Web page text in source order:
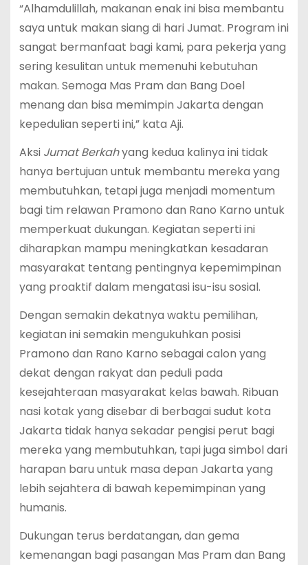
“Alhamdulillah, makanan enak ini bisa membantu
saya untuk makan siang di hari Jumat. Program ini
sangat bermanfaat bagi kami, para pekerja yang
sering kesulitan untuk memenuhi kebutuhan
makan. Semoga Mas Pram dan Bang Doel
menang dan bisa memimpin Jakarta dengan
kepedulian seperti ini,” kata Aji.
Aksi Jumat Berkahyang kedua kalinya ini tidak
hanya bertujuan untuk membantu mereka yang
membutuhkan, tetapi juga menjadi momentum
bagi tim relawan Pramono dan Rano Karno untuk
memperkuat dukungan. Kegiatan seperti ini
diharapkan mampu meningkatkan kesadaran
masyarakat tentang pentingnya kepemimpinan
yang proaktif dalam mengatasi isu-isu sosial.
Dengan semakin dekatnya waktu pemilihan,
kegiatan ini semakin mengukuhkan posisi
Pramono dan Rano Karno sebagai calon yang
dekat dengan rakyat dan peduli pada
kesejahteraan masyarakat kelas bawah. Ribuan
nasi kotak yang disebar di berbagai sudut kota
Jakarta tidak hanya sekadar pengisi perut bagi
mereka yang membutuhkan, tapi juga simbol dari
harapan baru untuk masa depan Jakarta yang
lebih sejahtera di bawah kepemimpinan yang
humanis.
Dukungan terus berdatangan, dan gema
kemenangan bagi pasangan Mas Pram dan Bang